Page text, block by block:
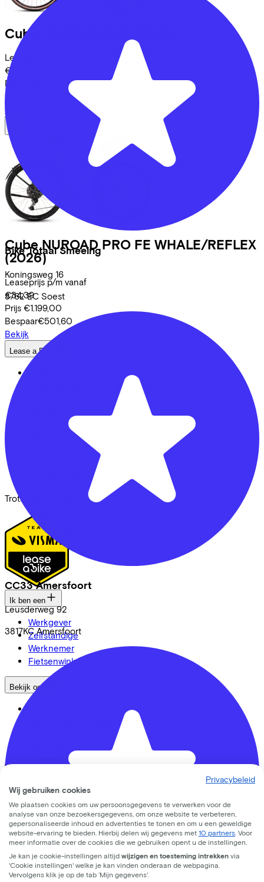
Bike Totaal Smeeing
Koningsweg 16
3762 EC Soest
CC33 Amersfoort
Leusderweg 92
3817KC Amersfoort
Cube
Leaseprijs p/m vanaf
€28,41
Prijs
Bespaar
€477,00
Bekijk
Cube NUROAD PRO FE WHALE/REFLEX
(2026)
Leaseprijs p/m vanaf
€34,39
Prijs €1.199,00
Bespaar€501,60
Bekijk
Lease a Bike
Security & Privacy
Trotse partner van
Ik ben een
Werkgever
Zelfstandige
Werknemer
Fietsenwinkel
Bekijk ook
Fiets leasen? Bereken je kosten
Gazelle
Cannondale
Roetz
Cervélo
Kalkhoff
Urban Arrow
Veloretti
Privacybeleid
Wij gebruiken cookies
We plaatsen cookies om uw persoonsgegevens te verwerken voor de
analyse van onze bezoekersgegevens, om onze website te verbeteren,
gepersonaliseerde inhoud en advertenties te tonen en om u een geweldige
website-ervaring te bieden. Hierbij delen wij gegevens met 10 partners . Voor
meer informatie over de cookies die we gebruiken opent u de instellingen.
Je kan je cookie-instellingen altijd wijzigen en toesteming intrekken via
'Cookie instellingen' welke je kan vinden onderaan de webpagina.
Vervolgens klik je op de tab ‘Mijn gegevens'.